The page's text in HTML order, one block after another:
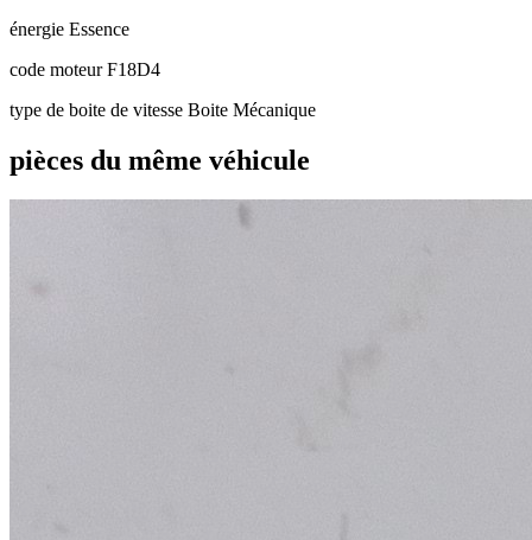
énergie Essence
code moteurF18D4
type de boite de vitesse Boite Mécanique
pièces du même véhicule